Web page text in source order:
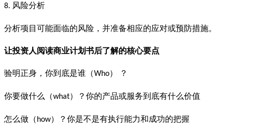
8. 风险分析
分析项目可能面临的风险，并准备相应的应对或预防措施。
让投资人阅读商业计划书后了解的核心要点
验明正身，你到底是谁（Who） ？
你要做什么（what）？你的产品或服务到底有什么价值
怎么做（ how）？你是不是有执行能力和成功的把握